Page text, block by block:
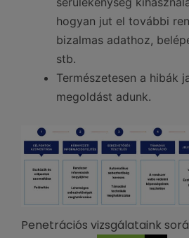
hogyan jut el további
bizalmas adathoz,
stb.
Természetesen a hibák
megoldást adunk.
Penetrációs vizsgálataink